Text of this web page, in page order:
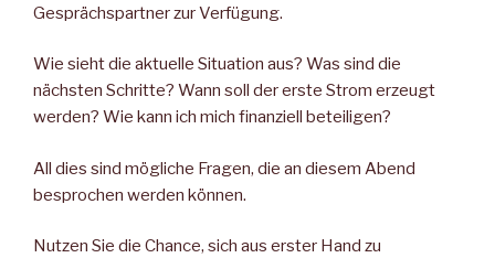
Gesprächspartner zur Verfügung.
Wie sieht die aktuelle Situation aus? Was sind die
nächsten Schritte? Wann soll der erste Strom erzeugt
werden? Wie kann ich mich finanziell beteiligen?
All dies sind mögliche Fragen, die an diesem Abend
besprochen werden können.
Nutzen Sie die Chance, sich aus erster Hand zu